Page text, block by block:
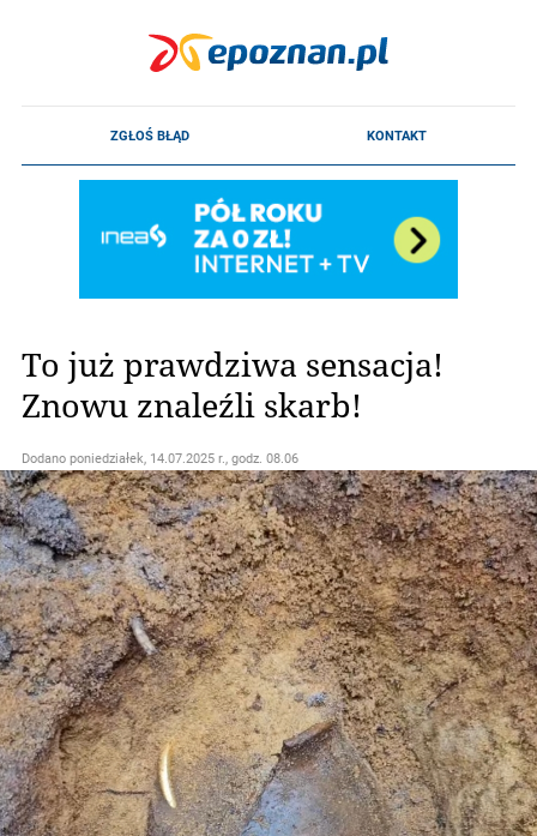
To już prawdziwa sensacja!
Znowu znaleźli skarb!
Dodano poniedziałek, 14.07.2025 r., godz. 08.06